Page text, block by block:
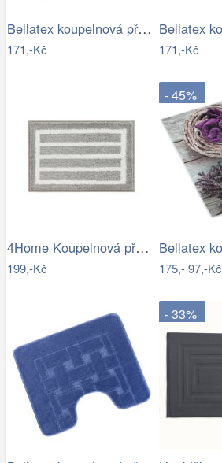
Bellatex koupelnová předložka BANY…
171,-Kč 171,-Kč
4Home Koupelnová předložka Grate, 40 x…
199,-Kč
- 45%
175,-97,-Kč
- 33%